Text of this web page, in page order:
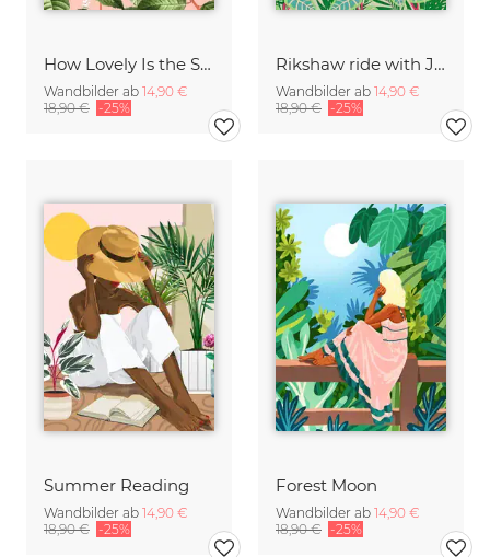
How Lovely Is the Silence of Growing Things
Wandbilder ab 14,90 €
18,90 € -25%
Rikshaw ride with Javan leopards in Bali
Wandbilder ab 14,90 €
18,90 € -25%
Summer Reading
Wandbilder ab 14,90 €
18,90 € -25%
Forest Moon
Wandbilder ab 14,90 €
18,90 € -25%